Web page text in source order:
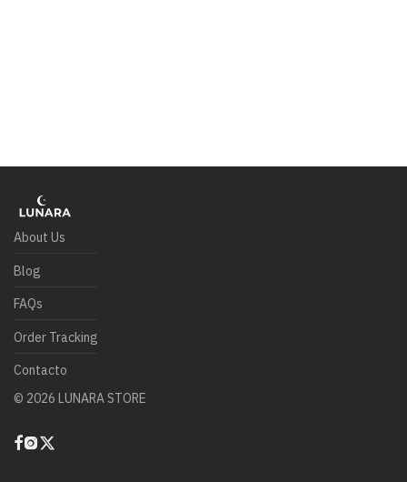
About Us
Blog
FAQs
Order Tracking
Contacto
© 2026 LUNARA STORE